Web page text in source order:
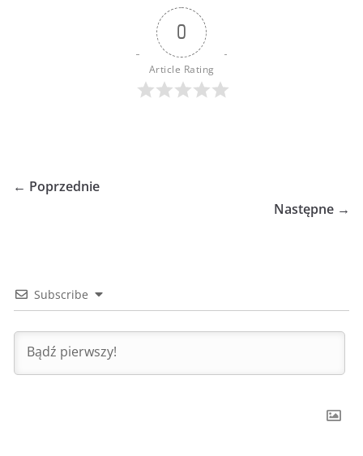
0
Article Rating
← Poprzednie
Następne →
Subscribe